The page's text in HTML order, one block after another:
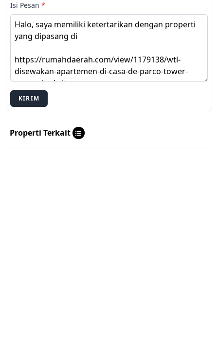
Isi Pesan *
KIRIM
Properti Terkait